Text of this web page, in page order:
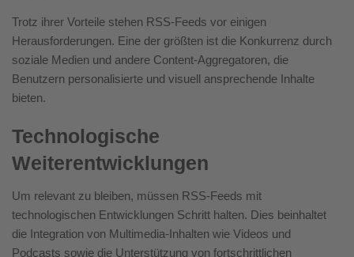
Trotz ihrer Vorteile stehen RSS-Feeds vor einigen
Herausforderungen. Eine der größten ist die Konkurrenz durch
soziale Medien und andere Content-Aggregatoren, die
Benutzern personalisierte und visuell ansprechende Inhalte
bieten.
Technologische
Weiterentwicklungen
Um relevant zu bleiben, müssen RSS-Feeds mit
technologischen Entwicklungen Schritt halten. Dies beinhaltet
die Integration von Multimedia-Inhalten wie Videos und
Podcasts sowie die Unterstützung von fortschrittlichen